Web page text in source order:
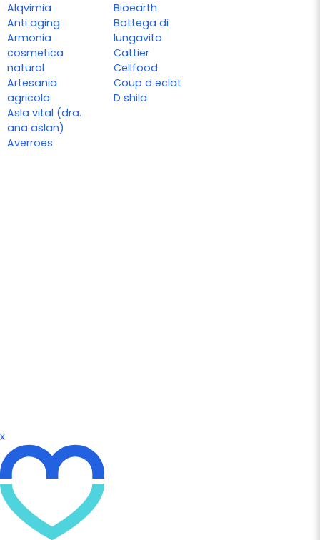
Alqvimia
Anti aging
Armonia
cosmetica
natural
Artesania
agricola
Asla vital (dra.
ana aslan)
Averroes
Bioearth
Bottega di
lungavita
Cattier
Cellfood
Coup d eclat
D shila
x